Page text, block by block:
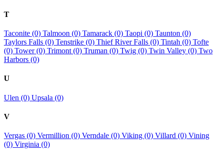
T
Taconite (0) Talmoon (0) Tamarack (0) Taopi (0) Taunton (0)
Taylors Falls (0) Tenstrike (0) Thief River Falls (0) Tintah (0) Tofte
(0) Tower (0) Trimont (0) Truman (0) Twig (0) Twin Valley (0) Two
Harbors (0)
U
Ulen (0) Upsala (0)
V
Vergas (0) Vermillion (0) Verndale (0) Viking (0) Villard (0) Vining
(0) Virginia (0)